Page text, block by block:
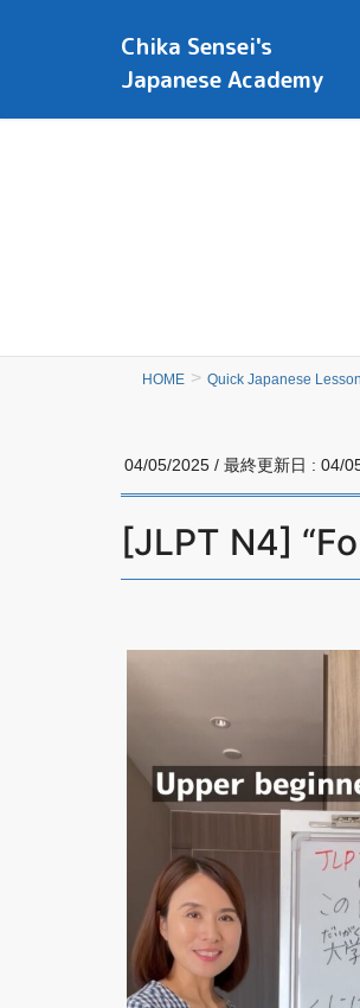
Chika Sensei's
Japanese Academy
HOME Quick Japanese Lesson
04/05/2025 / 最終更新日 : 04/
[JLPT N4]
12840